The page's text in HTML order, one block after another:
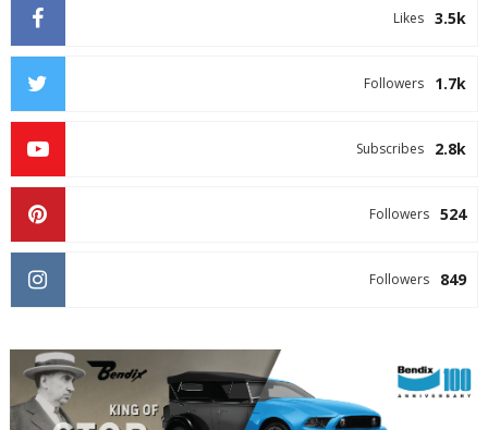
3.5k
Likes
1.7k
Followers
2.8k
Subscribes
524
Followers
849
Followers